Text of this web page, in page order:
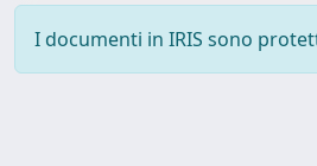
I documenti in IRIS sono